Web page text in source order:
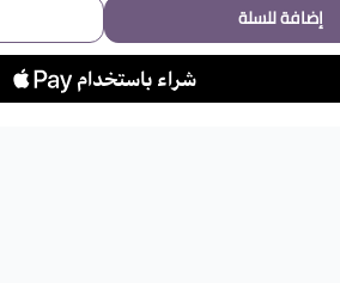
إضافة للسلة